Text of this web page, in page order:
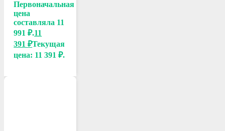
Первоначальная
цена
составляла 11
991 ₽.11
391₽Текущая
цена: 11 391 ₽.